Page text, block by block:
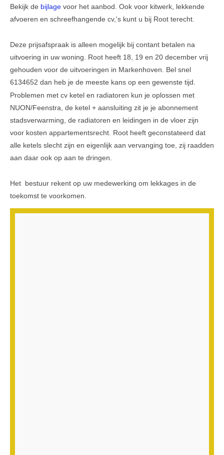
Documenten
Parkeerplek te koop
Nieuwsbrieven
Verzekeringen
Klachtenmeldpunt
Video's
VVE Parkeergarage
Bekijk de bijlage voor het aanbod. Ook voor kitwerk, lekkende
afvoeren en schreefhangende cv,'s kunt u bij Root terecht.
Deze prijsafspraak is alleen mogelijk bij contant betalen na
uitvoering in uw woning. Root heeft 18, 19 en 20 december vrij
gehouden voor de uitvoeringen in Markenhoven. Bel snel
6134652 dan heb je de meeste kans op een gewenste tijd.
Problemen met cv ketel en radiatoren kun je oplossen met
NUON/Feenstra, de ketel + aansluiting zit je je abonnement
stadsverwarming, de radiatoren en leidingen in de vloer zijn
voor kosten appartementsrecht. Root heeft geconstateerd dat
alle ketels slecht zijn en eigenlijk aan vervanging toe, zij raadden
aan daar ook op aan te dringen.
Het bestuur rekent op uw medewerking om lekkages in de
toekomst te voorkomen.